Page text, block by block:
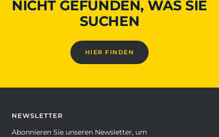
NICHT GEFUNDEN, WAS SIE
SUCHEN
HIER FINDEN
NEWSLETTER
Abonnieren Sie unseren Newsletter, um